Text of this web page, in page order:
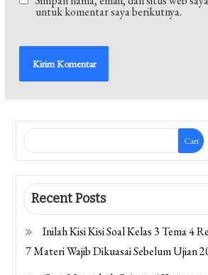
untuk komentar saya berikutnya.
Cari
Recent Posts
Inilah Kisi Kisi Soal Kelas 3 Tema 4
7 Materi Wajib Dikuasai Sebelum Ujian